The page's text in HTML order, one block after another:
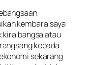
kembara saya
kira bangsa atau
kepada
sekarang